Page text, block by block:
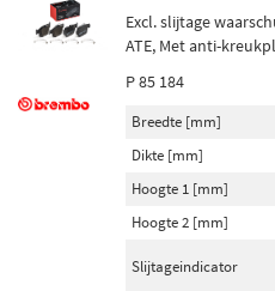
Excl. slijtage
ATE, Met anti-
P 85 184
Breedte [mm]
Dikte [mm]
Hoogte 1 [mm]
Hoogte 2 [mm]
Slijtageindicator